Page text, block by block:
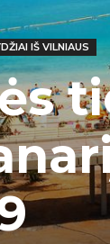
IŠ VILNIAUS